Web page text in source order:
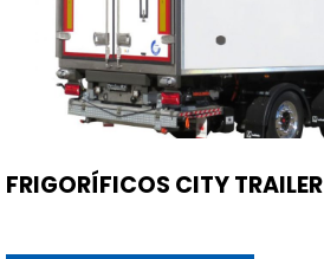
FRIGORÍFICOS CITY TRAILER